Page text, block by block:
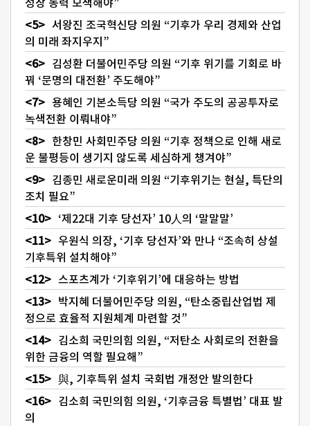
성장 동력 모색해야”
서왕진 조국혁신당 의원 “기후가 우리 경제와 산업
의 미래 좌지우지”
김성환 더불어민주당 의원 “기후 위기를 기회로 바
꿔 ‘문명의 대전환’ 주도해야”
용혜인 기본소득당 의원 “국가 주도의 공공투자로
녹색전환 이뤄내야”
한창민 사회민주당 의원 “기후 정책으로 인해 새로
운 불평등이 생기지 않도록 세심하게 챙겨야”
김종민 새로운미래 의원 “기후위기는 현실, 특단의
조치 필요”
‘제22대 기후 당선자’ 10人의 ‘말말말’
우원식 의장, ‘기후 당선자’와 만나 “조속히 상설
기후특위 설치해야”
스포츠계가 ‘기후위기’에 대응하는 방법
박지혜 더불어민주당 의원, “탄소중립산업법 제
정으로 효율적 지원체계 마련할 것”
김소희 국민의힘 의원, “저탄소 사회로의 전환을
위한 금융의 역할 필요해”
與, 기후특위 설치 국회법 개정안 발의한다
김소희 국민의힘 의원, ‘기후금융 특별법’ 대표 발
의